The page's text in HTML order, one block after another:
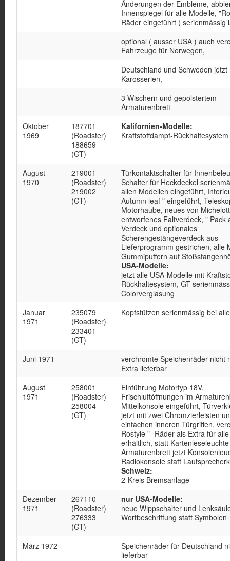
Änderungen der Embleme,
Innenspiegel für alle Modelle,
Räder eingeführt ( serienmässig
optional ( ausser USA ) auch
Fahrzeuge für Norwegen,
Deutschland und Schweden jetzt
Karosserien,
3 Wischern und gepolstertem
Armaturenbrett
Oktober
1969
187701
(Roadster)
188659
(GT)
Kalifornien-Modelle:
Kraftstoffdampf-
August
1970
219001
(Roadster)
219002
(GT)
Türkontaktschalter für
Schalter für Heckdeckel
allen Modellen eingeführt,
Autumn leaf " eingeführt,
Motorhaube, neues von
entworfenes Faltverdeck, " Pack
Verdeck und optionales
Scherengestängeverdeck aus
Lieferprogramm gestrichen, alle
Gummipuffern auf
USA-Modelle:
jetzt alle USA-Modelle mit
Rückhaltesystem, GT
Colorverglasung
Januar
1971
235079
(Roadster)
233401
(GT)
Kopfstützen serienmässig bei
Juni 1971
verchromte Speichenräder nicht
Extra lieferbar
August
1971
258001
(Roadster)
258004
(GT)
Einführung Motortyp 18V,
Frischluftöffnungen im
Mittelkonsole eingeführt,
jetzt mit zwei Chromzierleisten
einfachen inneren Türgriffen,
Rostyle " -Räder als Extra für
erhältlich, statt
Armaturenbrett jetzt
Radiokonsole statt
Schweiz:
2-Kreis Bremsanlage
Dezember
1971
267110
(Roadster)
276333
(GT)
nur USA-Modelle:
neue Wippschalter und
Wortbeschriftung statt Symbolen
März 1972
Speichenräder für Deutschland
lieferbar